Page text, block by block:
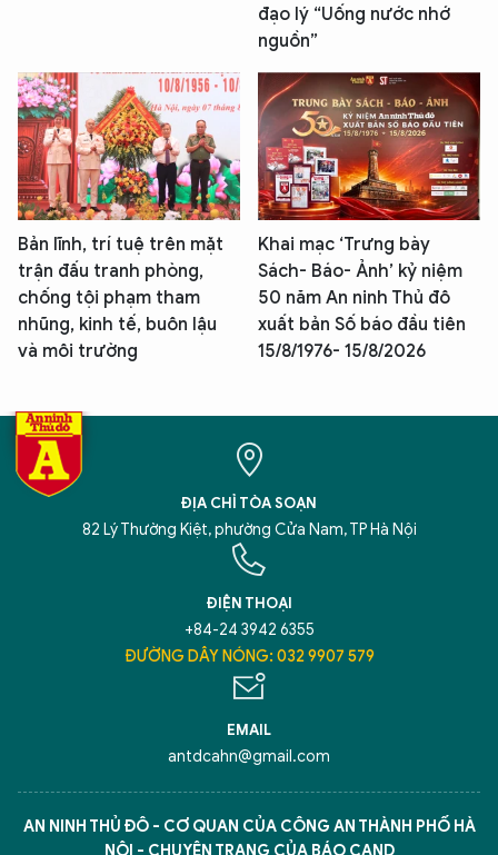
đạo lý “Uống nước nhớ
nguồn”
Bản lĩnh, trí tuệ trên mặt
trận đấu tranh phòng,
chống tội phạm tham
nhũng, kinh tế, buôn lậu
và môi trường
Khai mạc ‘Trưng bày
Sách- Báo- Ảnh’ kỷ niệm
50 năm An ninh Thủ đô
xuất bản Số báo đầu tiên
15/8/1976- 15/8/2026
ĐỊA CHỈ TÒA SOẠN
82 Lý Thường Kiệt, phường Cửa Nam, TP Hà Nội
ĐIỆN THOẠI
+84-24 3942 6355
ĐƯỜNG DÂY NÓNG: 032 9907 579
EMAIL
antdcahn@gmail.com
AN NINH THỦ ĐÔ - CƠ QUAN CỦA CÔNG AN THÀNH PHỐ HÀ